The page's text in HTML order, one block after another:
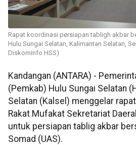
Rapat koordinasi persiapan tabligh akbar
Hulu Sungai Selatan, Kalimantan Selatan,
Diskominfo HSS)
Kandangan (ANTARA) -
(Pemkab) Hulu Sungai Selatan
Selatan (Kalsel) menggelar
Rakat Mufakat Sekretariat
untuk persiapan tablig akbar
Somad (UAS).